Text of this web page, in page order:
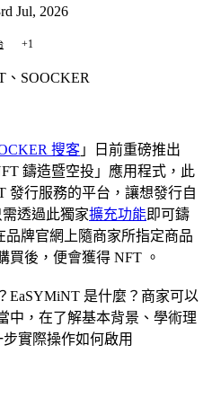
Jul, 2026
+1
、SOOCKER
搜客 」日前重磅推出
鑄造暨空投」應用程式，此
發行服務的平台，讓想發行自
需透過此獨家擴充功能 即可鑄
牌官網上隨商家所指定商品
買後，便會獲得 NFT 。
EaSYMiNT 是什麼？商家可以
中，在了解基本背景、學術理
實際操作如何啟用